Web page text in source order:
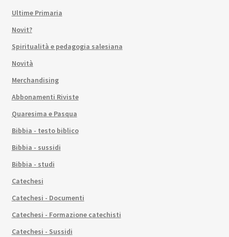
Ultime Primaria
Novit?
Spiritualità e pedagogia salesiana
Novità
Merchandising
Abbonamenti Riviste
Quaresima e Pasqua
Bibbia - testo biblico
Bibbia - sussidi
Bibbia - studi
Catechesi
Catechesi - Documenti
Catechesi - Formazione catechisti
Catechesi - Sussidi